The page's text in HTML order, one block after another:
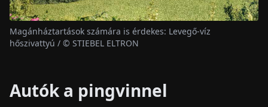
Magánháztartások számára is érdekes: Levegő-víz
hőszivattyú / © STIEBEL ELTRON
Autók a pingvinnel